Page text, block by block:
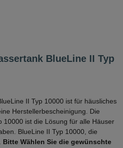
BlueLine II Typ
II Typ 10000 ist für häusliches
Herstellerbescheinigung. Die
10000 ist die Lösung für alle Häuser
BlueLine II Typ 10000, die
Bitte Wählen Sie die gewünschte